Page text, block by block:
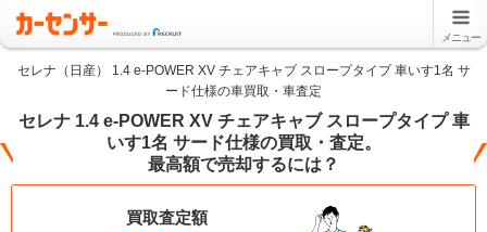
メニュー
セレナ（日産） 1.4 e-POWER XV チェアキャブ スロープタイプ 車いす1名 サ
ード仕様の車買取・車査定
セレナ 1.4 e-POWER XV チェアキャブ スロープタイプ 車
いす1名 サード仕様の買取・査定。
最高額で売却するには？
買取査定額